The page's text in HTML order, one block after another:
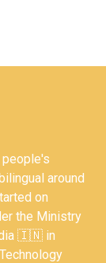
around
on
the Ministry
🇮🇳 in